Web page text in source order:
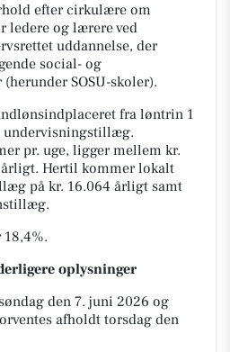
efter cirkulære om
ledere og lærere ved
uddannelse, der
social- og
SOSU-skoler).
fra løntrin 1
undervisningstillæg.
pr. uge, ligger mellem kr.
Hertil kommer lokalt
på kr. 16.064 årligt samt
oplysninger
den 7. juni 2026 og
afholdt torsdag den